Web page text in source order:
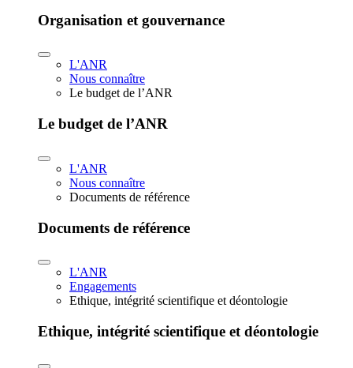
Organisation et gouvernance
L'ANR
Nous connaître
Le budget de l’ANR
Le budget de l’ANR
L'ANR
Nous connaître
Documents de référence
Documents de référence
L'ANR
Engagements
Ethique, intégrité scientifique et déontologie
Ethique, intégrité scientifique et déontologie